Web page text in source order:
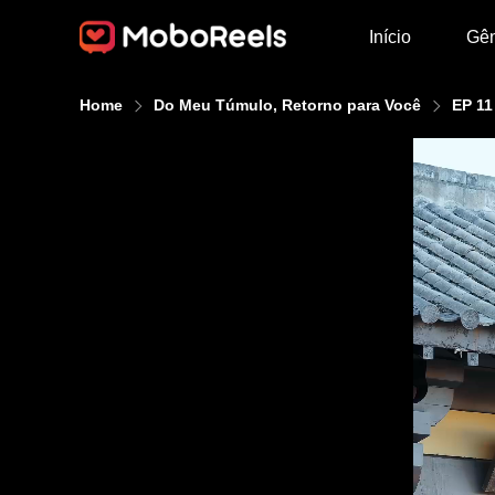
Início
Home Do Meu Túmulo, Retorno para Você EP 11